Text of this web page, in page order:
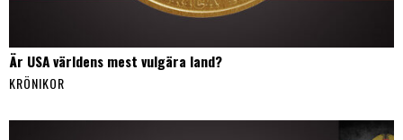
Är USA världens mest vulgära land?
KRÖNIKOR